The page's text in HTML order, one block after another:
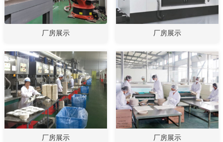
厂房展示 厂房展示
厂房展示 厂房展示